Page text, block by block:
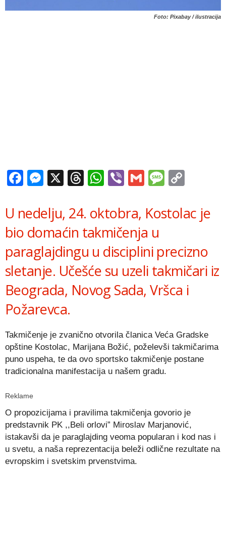
Foto: Pixabay / ilustracija
Facebook
Messenger
X Threads
WhatsApp
ViberGmail
U nedelju, 24. oktobra, Kostolac je
bio domaćin takmičenja u
paraglajdingu u disciplini precizno
sletanje. Učešće su uzeli takmičari iz
Beograda, Novog Sada, Vršca i
Požarevca.
Takmičenje je zvanično otvorila članica Veća Gradske
opštine Kostolac, Marijana Božić, poželevši takmičarima
puno uspeha, te da ovo sportsko takmičenje postane
tradicionalna manifestacija u našem gradu.
Reklame
O propozicijama i pravilima takmičenja govorio je
predstavnik PK ,,Beli orlovi” Miroslav Marjanović,
istakavši da je paraglajding veoma popularan i kod nas i
u svetu, a naša reprezentacija beleži odlične rezultate na
evropskim i svetskim prvenstvima.